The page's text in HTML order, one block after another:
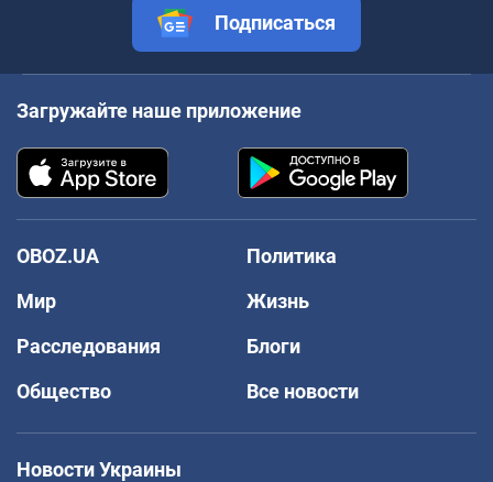
Подписаться
Загружайте наше приложение
OBOZ.UA
Политика
Мир
Жизнь
Расследования
Блоги
Общество
Все новости
Новости Украины